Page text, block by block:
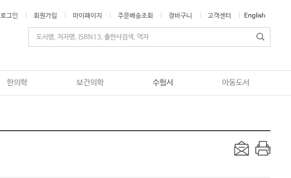
로그인 회원가입 마이페이지 주문배송조회 장바구니 고객센터 English
한의학 보건의학 수험서 아동도서